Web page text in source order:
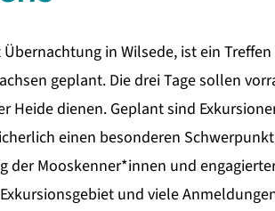
Übernachtung in Wilsede, ist ein
geplant. Die drei Tage sollen
Heide dienen. Geplant sind
einen besonderen
der Mooskenner*innen und
und viele